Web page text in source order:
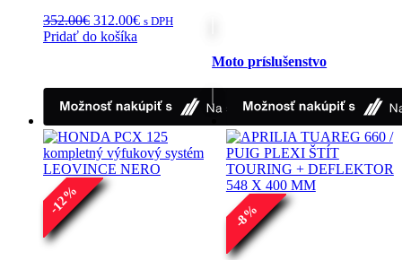
352.00€ Pôvodná
cena
312.00€Aktuálna
s DPH
Pridať do košíka
-
12
%
-
8
%
Moto príslušenstvo